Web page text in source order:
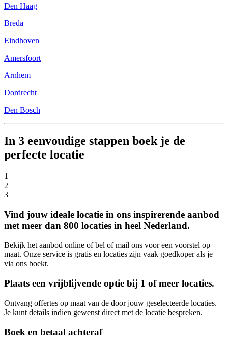
Den Haag
Breda
Eindhoven
Amersfoort
Arnhem
Dordrecht
Den Bosch
In 3 eenvoudige stappen boek je de
perfecte locatie
1
2
3
Vind jouw ideale locatie in ons inspirerende aanbod
met meer dan 800 locaties in heel Nederland.
Bekijk het aanbod online of bel of mail ons voor een voorstel op
maat. Onze service is gratis en locaties zijn vaak goedkoper als je
via ons boekt.
Plaats een vrijblijvende optie bij 1 of meer locaties.
Ontvang offertes op maat van de door jouw geselecteerde locaties.
Je kunt details indien gewenst direct met de locatie bespreken.
Boek en betaal achteraf